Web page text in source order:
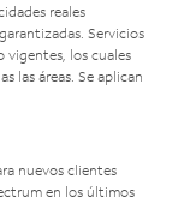
reales
Servicios
vigentes, los cuales
las áreas. Se aplican
nuevos clientes
en los últimos